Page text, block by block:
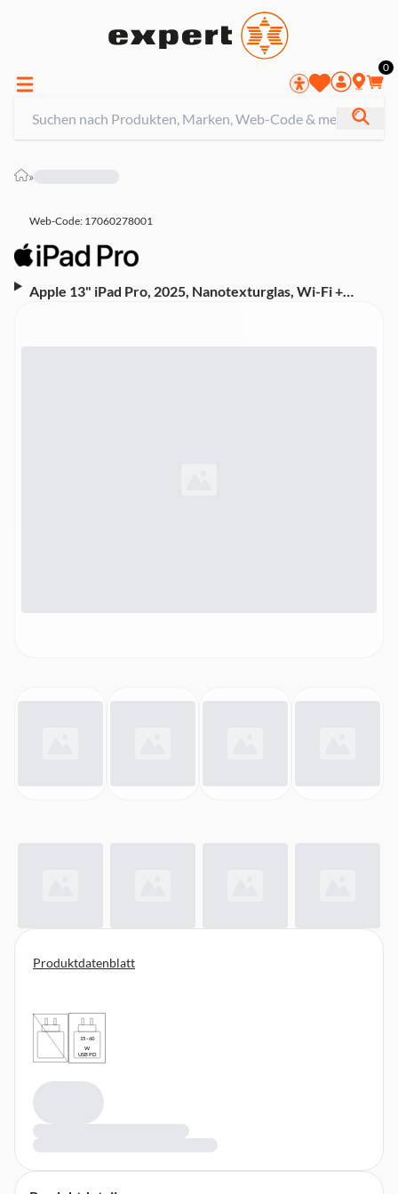
0
»
Web-Code: 17060278001
Apple 13" iPad Pro, 2025, Nanotexturglas, Wi-Fi +
Produktdatenblatt
15 - 60
W
USB PD